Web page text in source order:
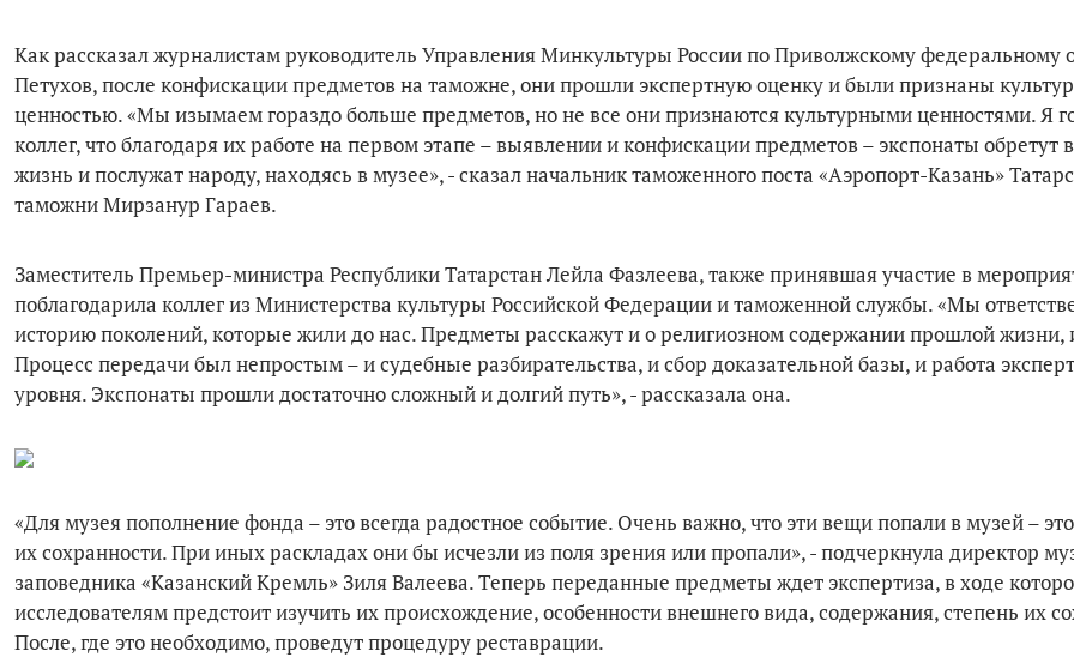
Как рассказал журналистам руководитель Управления Минкультуры России по Приволжскому федеральному
Петухов, после конфискации предметов на таможне, они прошли экспертную оценку и были признаны
ценностью. «Мы изымаем гораздо больше предметов, но не все они признаются культурными ценностями. Я
коллег, что благодаря их работе на первом этапе – выявлении и конфискации предметов – экспонаты обретут
жизнь и послужат народу, находясь в музее», - сказал начальник таможенного поста «Аэропорт-Казань»
таможни Мирзанур Гараев.
Заместитель Премьер-министра Республики Татарстан Лейла Фазлеева, также принявшая участие в
поблагодарила коллег из Министерства культуры Российской Федерации и таможенной службы. «Мы
историю поколений, которые жили до нас. Предметы расскажут и о религиозном содержании прошлой жизни,
Процесс передачи был непростым – и судебные разбирательства, и сбор доказательной базы, и работа
уровня. Экспонаты прошли достаточно сложный и долгий путь», - рассказала она.
«Для музея пополнение фонда – это всегда радостное событие. Очень важно, что эти вещи попали в музей –
их сохранности. При иных раскладах они бы исчезли из поля зрения или пропали», - подчеркнула директор
заповедника «Казанский Кремль» Зиля Валеева. Теперь переданные предметы ждет экспертиза, в ходе
исследователям предстоит изучить их происхождение, особенности внешнего вида, содержания, степень их
После, где это необходимо, проведут процедуру реставрации.